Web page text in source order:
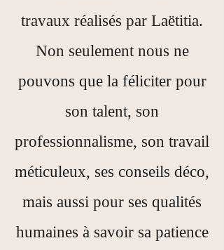
travaux réalisés par Laëtitia.
Non seulement nous ne
pouvons que la féliciter pour
son talent, son
professionnalisme, son travail
méticuleux, ses conseils déco,
mais aussi pour ses qualités
humaines à savoir sa patience